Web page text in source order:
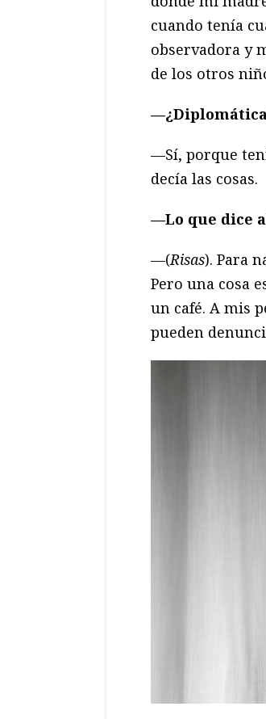
cuando tenía
observadora y
de los otros
—Sí, porque
decía las cosas.
—Lo que dice
—(Risas). Para
Pero una cosa
un café. A mis
pueden